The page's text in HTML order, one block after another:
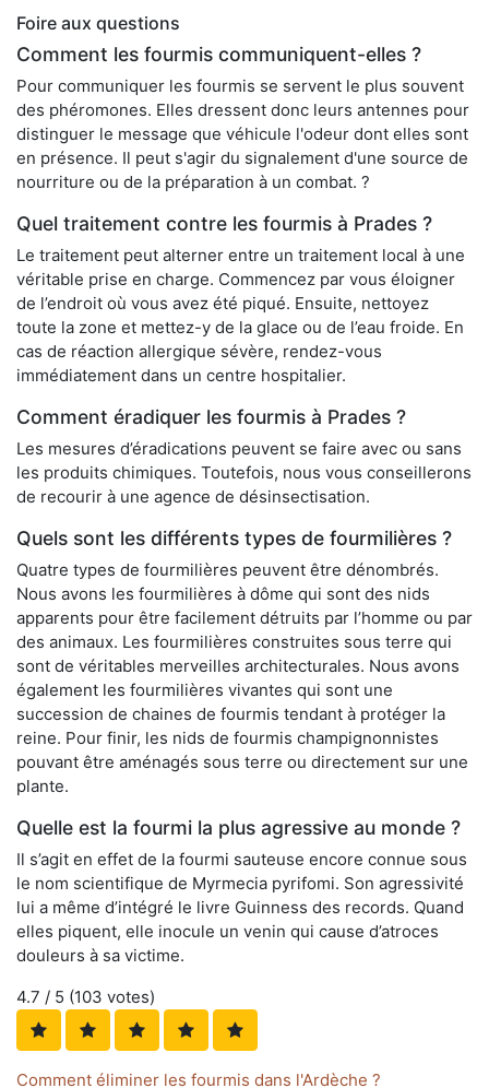
Foire aux questions
Comment les fourmis communiquent-elles ?
Pour communiquer les fourmis se servent le plus souvent
des phéromones. Elles dressent donc leurs antennes pour
distinguer le message que véhicule l'odeur dont elles sont
en présence. Il peut s'agir du signalement d'une source de
nourriture ou de la préparation à un combat. ?
Quel traitement contre les fourmis à Prades ?
Le traitement peut alterner entre un traitement local à une
véritable prise en charge. Commencez par vous éloigner
de l’endroit où vous avez été piqué. Ensuite, nettoyez
toute la zone et mettez-y de la glace ou de l’eau froide. En
cas de réaction allergique sévère, rendez-vous
immédiatement dans un centre hospitalier.
Comment éradiquer les fourmis à Prades ?
Les mesures d’éradications peuvent se faire avec ou sans
les produits chimiques. Toutefois, nous vous conseillerons
de recourir à une agence de désinsectisation.
Quels sont les différents types de fourmilières ?
Quatre types de fourmilières peuvent être dénombrés.
Nous avons les fourmilières à dôme qui sont des nids
apparents pour être facilement détruits par l’homme ou par
des animaux. Les fourmilières construites sous terre qui
sont de véritables merveilles architecturales. Nous avons
également les fourmilières vivantes qui sont une
succession de chaines de fourmis tendant à protéger la
reine. Pour finir, les nids de fourmis champignonnistes
pouvant être aménagés sous terre ou directement sur une
plante.
Quelle est la fourmi la plus agressive au monde ?
Il s’agit en effet de la fourmi sauteuse encore connue sous
le nom scientifique de Myrmecia pyrifomi. Son agressivité
lui a même d’intégré le livre Guinness des records. Quand
elles piquent, elle inocule un venin qui cause d’atroces
douleurs à sa victime.
4.7 / 5 (103 votes)
Comment éliminer les fourmis dans l'Ardèche ?